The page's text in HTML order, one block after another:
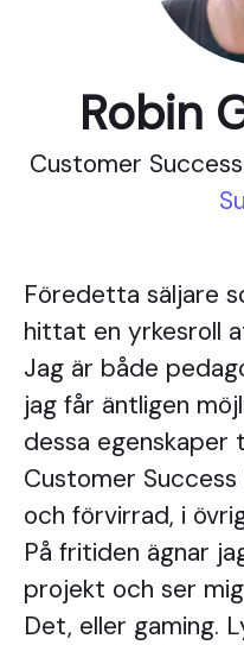
Robin
Customer
Föredetta säljare
hittat en yrkesroll
Jag är både
jag får äntligen
dessa egenskaper
Customer
och förvirrad, i
På fritiden ägnar
projekt och ser
Det, eller gaming.